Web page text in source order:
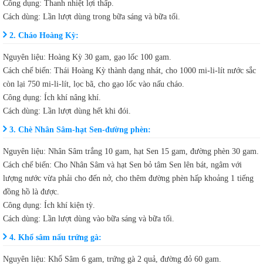
Công dụng: Thanh nhiệt lợi thấp.
Cách dùng: Lần lượt dùng trong bữa sáng và bữa tối.
2. Cháo Hoàng Kỳ:
Nguyên liệu: Hoàng Kỳ 30 gam, gạo lốc 100 gam.
Cách chế biến: Thái Hoàng Kỳ thành dạng nhát, cho 1000 mi-li-lít nước sắc
còn lại 750 mi-li-lít, lọc bã, cho gạo lốc vào nấu cháo.
Công dụng: Ích khí nâng khí.
Cách dùng: Lần lượt dùng hết khi đói.
3. Chè Nhân Sâm-hạt Sen-đường phèn:
Nguyên liệu: Nhân Sâm trắng 10 gam, hạt Sen 15 gam, đường phèn 30 gam.
Cách chế biến: Cho Nhân Sâm và hạt Sen bỏ tâm Sen lên bát, ngâm với
lượng nước vừa phải cho đến nở, cho thêm đường phèn hấp khoảng 1 tiếng
đồng hồ là được.
Công dụng: Ích khí kiện tỳ.
Cách dùng: Lần lượt dùng vào bữa sáng và bữa tối.
4. Khổ sâm nấu trứng gà:
Nguyên liệu: Khổ Sâm 6 gam, trứng gà 2 quả, đường đỏ 60 gam.